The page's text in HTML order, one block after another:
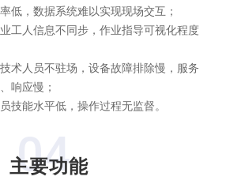
低，数据系统难以实现现场交互；
工人信息不同步，作业指导可视化程度
术人员不驻场，设备故障排除慢，服务
响应慢；
技能水平低，操作过程无监督。
主要功能
04